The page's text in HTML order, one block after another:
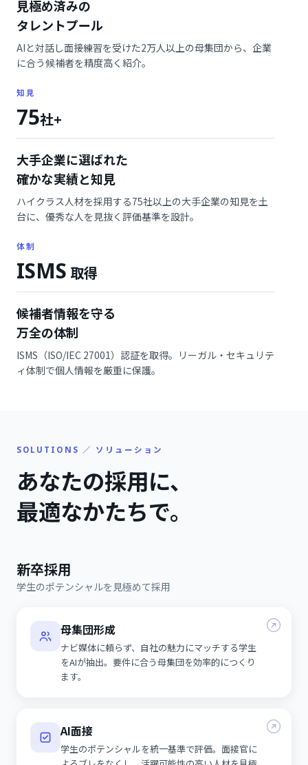
見極め済みの
タレントプール
AIと対話し面接練習を受けた2万人以上の母集団から、企業
に合う候補者を精度高く紹介。
知見
75社+
大手企業に選ばれた
確かな実績と知見
ハイクラス人材を採用する75社以上の大手企業の知見を土
台に、優秀な人を見抜く評価基準を設計。
体制
ISMS 取得
候補者情報を守る
万全の体制
ISMS（ISO/IEC 27001）認証を取得。リーガル・セキュリテ
ィ体制で個人情報を厳重に保護。
SOLUTIONS ／ ソリューション
あなたの採用に、
最適なかたちで。
新卒採用
学生のポテンシャルを見極めて採用
母集団形成
ナビ媒体に頼らず、自社の魅力にマッチする学生
をAIが抽出。要件に合う母集団を効率的につくり
ます。
AI面接
学生のポテンシャルを統一基準で評価。面接官に